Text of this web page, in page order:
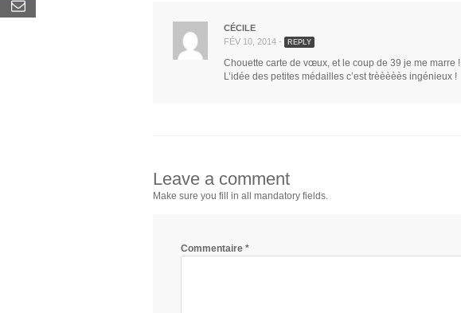
CÉCILE
FÉV 10, 2014 -
REPLY
Chouette carte de vœux, et le coup de 39 je me marre !
L’idée des petites médailles c’est trèèèèès ingénieux !
Leave a comment
Make sure you fill in all mandatory fields.
Commentaire *